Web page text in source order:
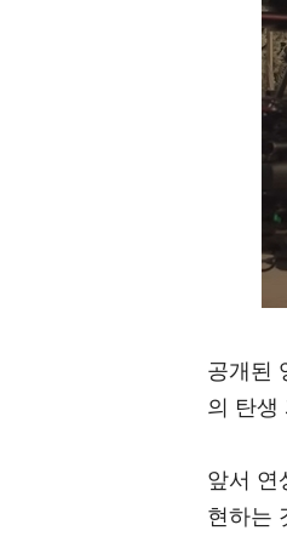
공개된
의 탄생
앞서 연
현하는